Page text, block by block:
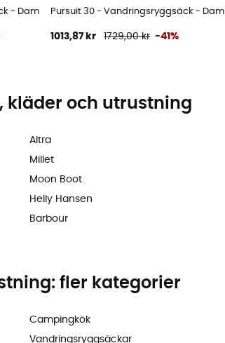
- Dam Pursuit 30 - Vandringsryggsäck - Dam
1013,87 kr 1729,00 kr -41%
kläder och utrustning
Altra
Millet
Moon Boot
Helly Hansen
Barbour
fler kategorier
Campingkök
Vandringsryggsäckar